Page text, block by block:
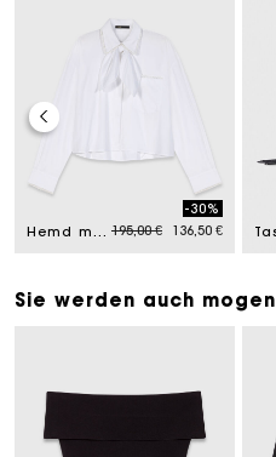
Hemd mit Croquet-Kragen Price reduced from
195,00 €to
-30%
136,50 €
Sie werden auch mogen